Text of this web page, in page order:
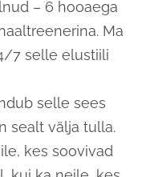
– 6 hooaega
Ma
7 selle elustiili
selle sees
sealt välja tulla.
kes soovivad